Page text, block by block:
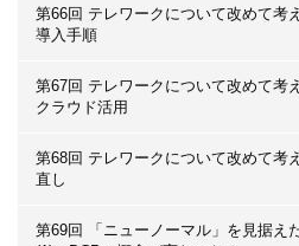
第66回 テレワークについて改めて考
導入手順
第67回 テレワークについて改めて考
クラウド活用
第68回 テレワークについて改めて考
直し
第69回 「ニューノーマル」を見据え